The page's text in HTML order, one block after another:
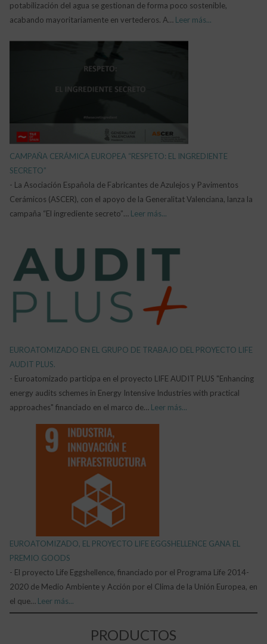
potabilización del agua se gestionan de forma poco sostenible,
acabando mayoritariamente en vertederos. A… Leer más...
CAMPAÑA CERÁMICA EUROPEA “RESPETO: EL INGREDIENTE
SECRETO”
- La Asociación Española de Fabricantes de Azulejos y Pavimentos
Cerámicos (ASCER), con el apoyo de la Generalitat Valenciana, lanza la
campaña “El ingrediente secreto”… Leer más...
EUROATOMIZADO EN EL GRUPO DE TRABAJO DEL PROYECTO LIFE
AUDIT PLUS.
- Euroatomizado participa en el proyecto LIFE AUDIT PLUS "Enhancing
energy audits schemes in Energy Intensive Industries with practical
approaches" financiado en el marco de… Leer más...
EUROATOMIZADO, EL PROYECTO LIFE EGGSHELLENCE GANA EL
PREMIO GOODS
- El proyecto Life Eggshellence, financiado por el Programa Life 2014-
2020 de Medio Ambiente y Acción por el Clima de la Unión Europea, en
el que… Leer más...
PRODUCTOS